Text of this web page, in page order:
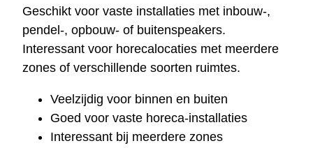
Geschikt voor vaste installaties met inbouw-,
pendel-, opbouw- of buitenspeakers.
Interessant voor horecalocaties met meerdere
zones of verschillende soorten ruimtes.
Veelzijdig voor binnen en buiten
Goed voor vaste horeca-installaties
Interessant bij meerdere zones